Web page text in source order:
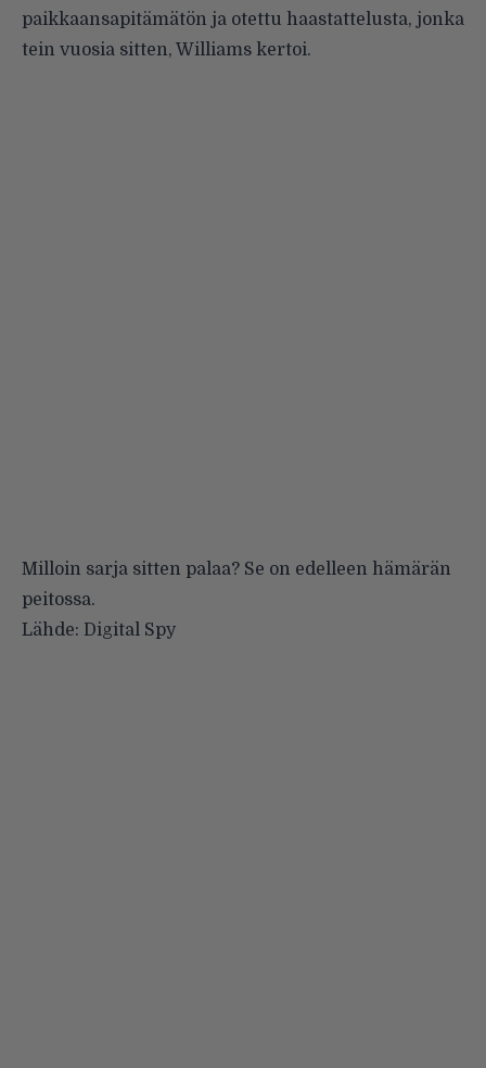
paikkaansapitämätön ja otettu haastattelusta, jonka
tein vuosia sitten, Williams kertoi.
Milloin sarja sitten palaa? Se on edelleen hämärän
peitossa.
Lähde: Digital Spy